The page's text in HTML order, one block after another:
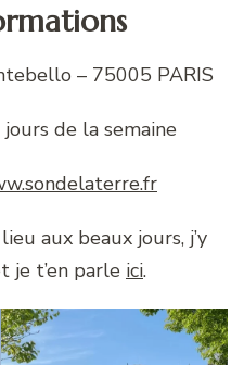
– 75005 PARIS
de la semaine
aux beaux jours, j’y
je t’en parle ici.